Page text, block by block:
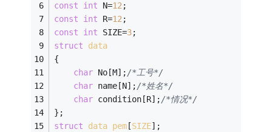
const
int N=12;
const
int R=12;
const
int SIZE=3;
struct
data
{
char No[M];/*工号*/
char name[N];/*姓名*/
char condition[R];/*情况*/
};
struct
data pem [SIZE];